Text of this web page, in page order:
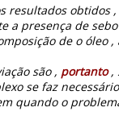
resultados obtidos
a presença de
de o óleo
são , portanto,
se faz
quando o